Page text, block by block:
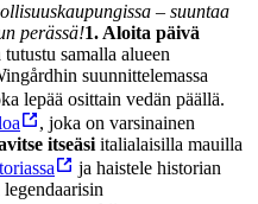
– suuntaa
perässä!1. Aloita päivä
samalla alueen
suunnittelemassa
lepää osittain vedän päällä.
, joka on varsinainen
itseäsi italialaisilla mauilla
ja haistele historian